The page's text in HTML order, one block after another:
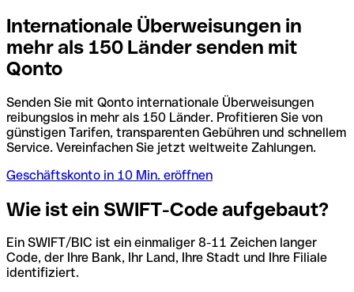
Internationale Überweisungen in
mehr als 150 Länder senden mit
Qonto
Senden Sie mit Qonto internationale Überweisungen
reibungslos in mehr als 150 Länder. Profitieren Sie von
günstigen Tarifen, transparenten Gebühren und schnellem
Service. Vereinfachen Sie jetzt weltweite Zahlungen.
Geschäftskonto in 10 Min. eröffnen
Wie ist ein SWIFT-Code aufgebaut?
Ein SWIFT/BIC ist ein einmaliger 8-11 Zeichen langer
Code, der Ihre Bank, Ihr Land, Ihre Stadt und Ihre Filiale
identifiziert.